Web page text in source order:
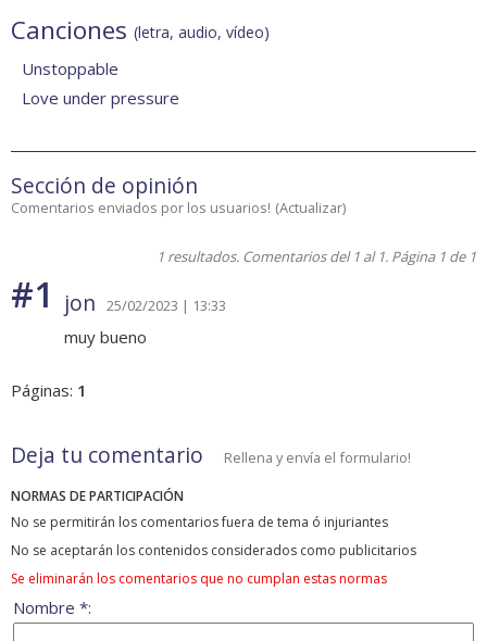
Canciones (letra, audio, vídeo)
Unstoppable
Love under pressure
Sección de opinión
Comentarios enviados por los usuarios! (Actualizar)
1 resultados. Comentarios del 1 al 1. Página 1 de 1
#1 jon 25/02/2023 | 13:33
muy bueno
Páginas: 1
Deja tu comentario Rellena y envía el formulario!
NORMAS DE PARTICIPACIÓN
No se permitirán los comentarios fuera de tema ó injuriantes
No se aceptarán los contenidos considerados como publicitarios
Se eliminarán los comentarios que no cumplan estas normas
Nombre *: